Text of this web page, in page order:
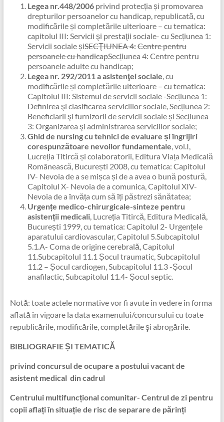
Legea nr.448/2006privind protecția și promovarea
drepturilor persoanelor cu handicap, republicată, cu
modificările și completările ulterioare – cu tematica:
capitolul III: Servicii şi prestaţii sociale- cu Secțiunea 1:
Servicii sociale șiSECŢIUNEA 4:Centre pentru
persoanele cu handicapSecțiunea 4: Centre pentru
persoanele adulte cu handicap;
Legea nr. 292/2011 a asistenţei sociale , cu
modificările și completările ulterioare – cu tematica:
Capitolul III: Sistemul de servicii sociale -Secțiunea 1:
Definirea şi clasificarea serviciilor sociale, Secțiunea 2:
Beneficiarii şi furnizorii de servicii sociale și Secțiunea
3: Organizarea şi administrarea serviciilor sociale;
Ghid de nursing cu tehnici de evaluare și îngrijiri
corespunzătoare nevoilor fundamentale , vol.I,
Lucreția Titircă și colaboratorii, Editura Viața Medicală
Românească, București 2008, cu tematica: Capitolul
IV- Nevoia de a se mișca și de a avea o bună postură,
Capitolul X- Nevoia de a comunica, Capitolul XIV-
Nevoia de a învăța cum să îți păstrezi sănătatea;
Urgențe medico-chirurgicale-sinteze pentru
asistenții medicali, Lucreția Titircă, Editura Medicală,
București 1999, cu tematica: Capitolul 2- Urgențele
aparatului cardiovascular, Capitolul 5.Subcapitolul
5.1.A- Coma de origine cerebrală, Capitolul
11.Subcapitolul 11.1 Șocul traumatic, Subcapitolul
11.2 – Șocul cardiogen, Subcapitolul 11.3 -Șocul
anafilactic, Subcapitolul 11.4- Șocul septic.
Notă: toate actele normative vor fi avute în vedere în forma
aflată în vigoare la data examenului/concursului cu toate
republicările, modificările, completările şi abrogările.
BIBLIOGRAFIE ȘI TEMATICĂ
privind concursul de ocupare a postului vacant de
asistent medical din cadrul
Centrului multifuncțional comunitar- Centrul de zi pentru
copii aflați în situație de risc de separare de părinți